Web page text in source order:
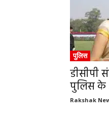
पुलिस
डीसीपी
पुलिस के
Rakshak